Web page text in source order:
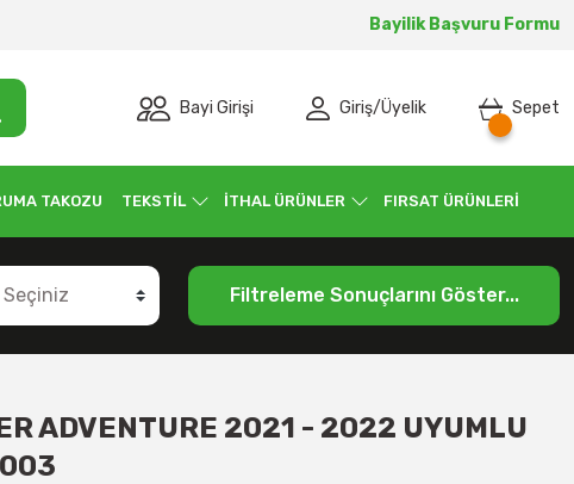
Bayilik Başvuru Formu
Bayi Girişi Giriş/Üyelik Sepet
TAKOZU TEKSTİL İTHAL ÜRÜNLER FIRSAT ÜRÜNLERİ
Filtreleme Sonuçlarını Göster...
ADVENTURE 2021 - 2022 UYUMLU